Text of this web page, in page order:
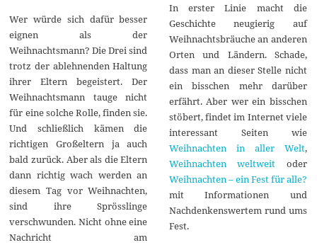
Wer würde sich dafür besser
eignen als der
Weihnachtsmann? Die Drei sind
trotz der ablehnenden Haltung
ihrer Eltern begeistert. Der
Weihnachtsmann tauge nicht
für eine solche Rolle, finden sie.
Und schließlich kämen die
richtigen Großeltern ja auch
bald zurück. Aber als die Eltern
dann richtig wach werden an
diesem Tag vor Weihnachten,
sind ihre Sprösslinge
verschwunden. Nicht ohne eine
Nachricht am
In erster Linie macht die
Geschichte neugierig auf
Weihnachtsbräuche an anderen
Orten und Ländern. Schade,
dass man an dieser Stelle nicht
ein bisschen mehr darüber
erfährt. Aber wer ein bisschen
stöbert, findet im Internet viele
interessant Seiten wie
Weihnachten in aller Welt,
Weihnachten weltweit oder
Weihnachten – ein Fest für alle?
mit Informationen und
Nachdenkenswertem rund ums
Fest.